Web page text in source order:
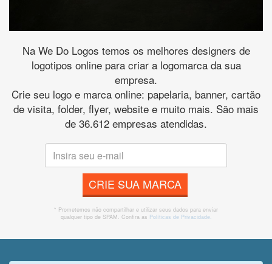
Na We Do Logos temos os melhores designers de
logotipos online para criar a logomarca da sua
empresa.
Crie seu logo e marca online: papelaria, banner, cartão
de visita, folder, flyer, website e muito mais. São mais
de 36.612 empresas atendidas.
CRIE SUA MARCA
* Prometemos não compartilhar e utilizar seus dados para enviar
qualquer tipo de SPAM. Confira as Políticas de Privacidade.